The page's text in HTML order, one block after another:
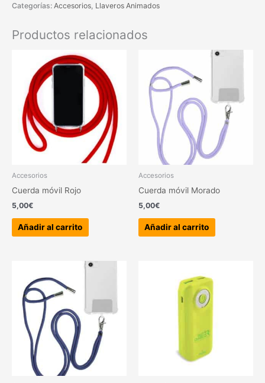
Categorías: Accesorios Llaveros Animados
Productos relacionados
Accesorios
Cuerda móvil Rojo
5,00€
Añadir al carrito
Accesorios
Cuerda móvil Morado
5,00€
Añadir al carrito